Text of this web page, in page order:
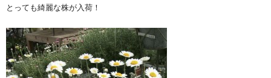
とっても綺麗な株が入荷！